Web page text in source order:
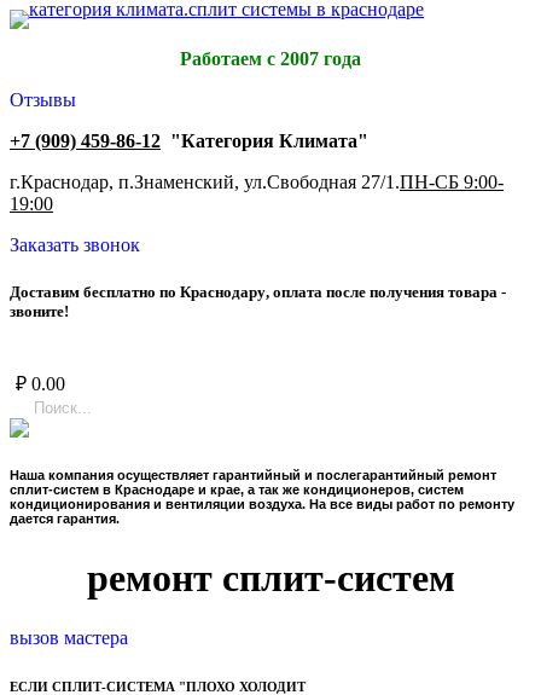
Работаем с 2007 года
Отзывы
+7 (909) 459-86-12 "Категория Климата"
г.Краснодар, п.Знаменский, ул.Свободная 27/1.ПН-СБ 9:00-
19:00
Заказать звонок
Доставим бесплатно по Краснодару, оплата после получения товара -
звоните!
₽ 0.00
Наша компания осуществляет гарантийный и послегарантийный ремонт
сплит-систем в Краснодаре и крае, а так же кондиционеров, систем
кондиционирования и вентиляции воздуха. На все виды работ по ремонту
дается гарантия.
ремонт сплит-систем
вызов мастера
ЕСЛИ СПЛИТ-СИСТЕМА "ПЛОХО ХОЛОДИТ